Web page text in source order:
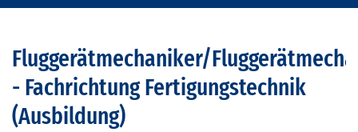
Fluggerätmechaniker/
- Fachrichtung Fertigungstechnik
(Ausbildung)